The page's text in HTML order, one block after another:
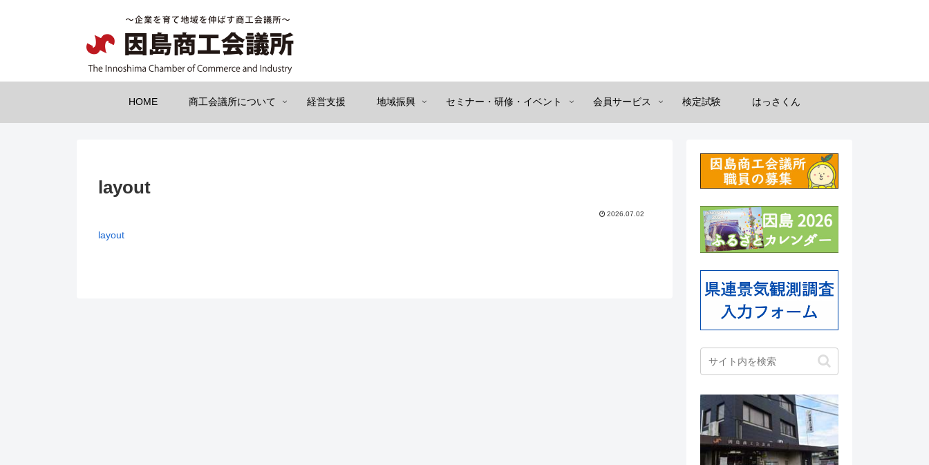
HOME 商工会議所について 経営支援 地域振興 セミナー・研修・イベント 会員サービス 検定試験 はっさくん
layout
2026.07.02
layout